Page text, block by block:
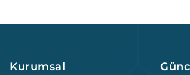
Kurumsal